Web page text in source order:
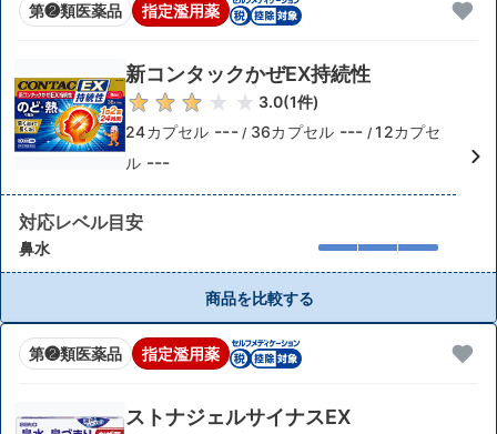
第❷類医薬品 指定濫用薬
新コンタックかぜEX持続性
3.0(1件)
24カプセル --- / 36カプセル --- / 12カプセ
ル ---
対応レベル目安
鼻水
商品を比較する
第❷類医薬品 指定濫用薬
ストナジェルサイナスEX